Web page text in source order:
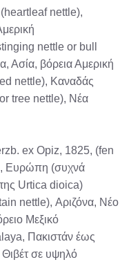
nettle),
nettle or bull
βόρεια Αμερική
nettle), Καναδάς
tree nettle), Νέα
ex Opiz, 1825, (fen
Ευρώπη (συχνά
Urtica dioica)
nettle), Αριζόνα, Νέο
Μεξικό
Πακιστάν έως
σε υψηλό